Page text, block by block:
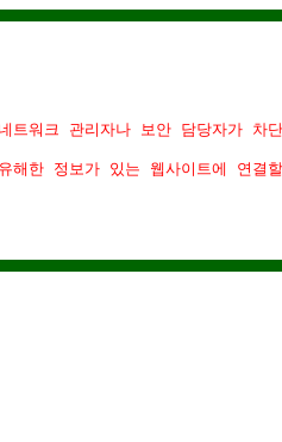
트워크 관리자나 보안 담당자가 차
해한 정보가 있는 웹사이트에 연결